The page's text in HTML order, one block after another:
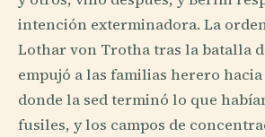
intención exterminadora. La
Lothar von Trotha tras la batalla
empujó a las familias herero
donde la sed terminó lo que
fusiles, y los campos de